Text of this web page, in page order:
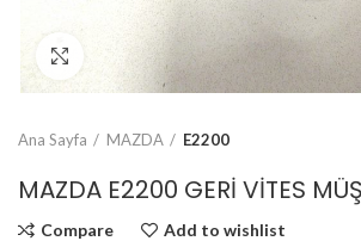
Click to enlarge
Ana Sayfa MAZDA E2200
MAZDA E2200 GERİ VİTES
Compare Add to wishlist